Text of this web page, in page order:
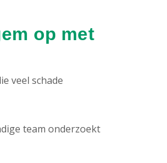
op met
veel schade
team onderzoekt